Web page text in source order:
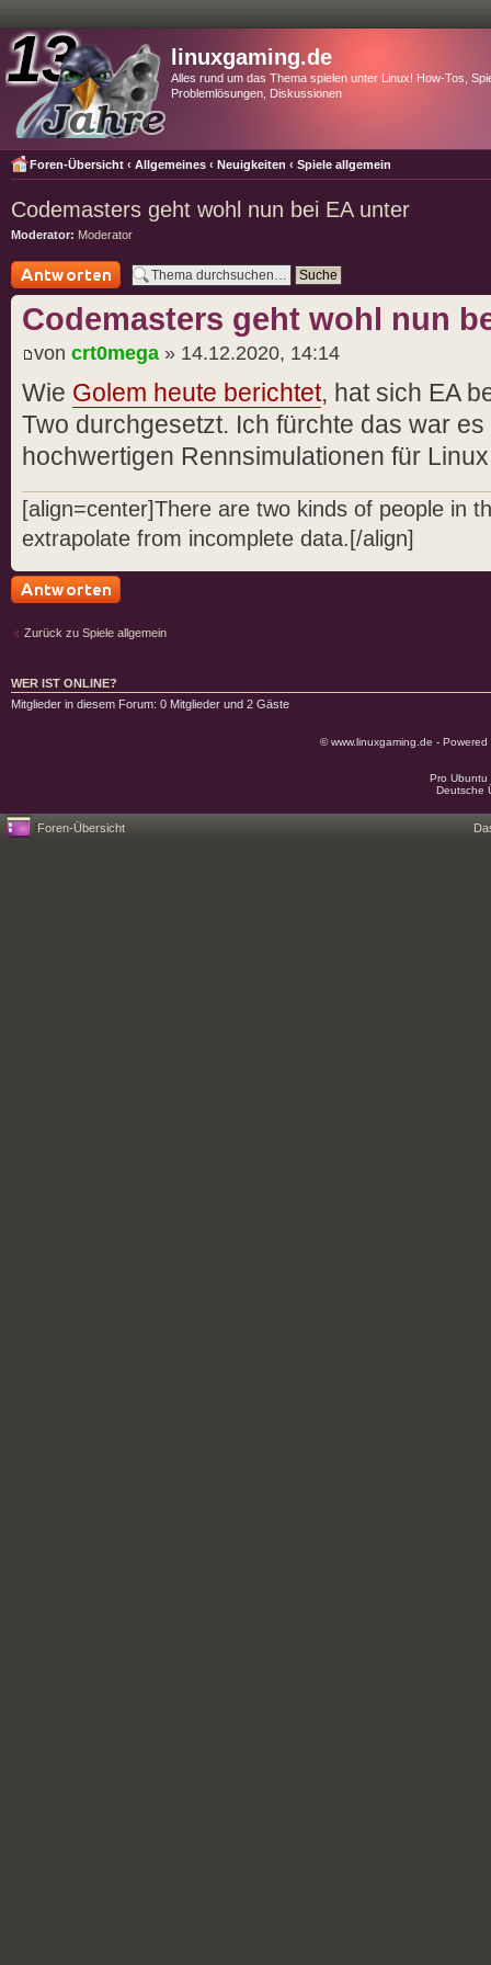
linuxgaming.de
Alles rund um das Thema spielen unter Linux! How-Tos,
Problemlösungen, Diskussionen
Foren-Übersicht ‹ Allgemeines ‹ Neuigkeiten ‹ Spiele allgemein
Codemasters geht wohl nun bei EA unter
Moderator: Moderator
Antwort schreiben
Codemasters geht wohl nun
von crt0mega » 14.12.2020, 14:14
Wie Golem heute berichtet, hat sich EA
Two durchgesetzt. Ich fürchte das war
hochwertigen Rennsimulationen für
[align=center]There are two kinds of people in
extrapolate from incomplete data.[/align]
Zurück zu Spiele allgemein
WER IST ONLINE?
Mitglieder in diesem Forum: 0 Mitglieder und 2 Gäste
© www.linuxgaming.de -
Pro
Deutsche
Foren-Übersicht